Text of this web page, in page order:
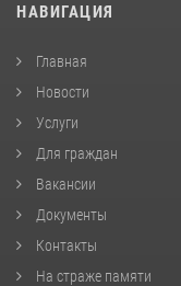
НАВИГАЦИЯ
Главная
Новости
Услуги
Для граждан
Вакансии
Документы
Контакты
На страже памяти